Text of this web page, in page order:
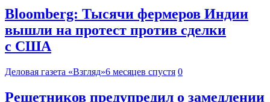
Bloomberg: Тысячи фермеров Индии
вышли на протест против сделки
с США
Деловая газета «Взгляд»6 месяцев спустя 0
Решетников предупредил о замедлении